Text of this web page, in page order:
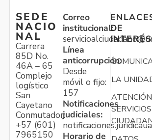
SEDE
NACIO
NAL
Carrera
85D No.
46A – 65
Complejo
logístico
San
Cayetano
Conmutador:
+57 (601)
7965150
Correo
institucional:
Línea
anticorrupción:
Desde
móvil o fijo:
157
Notificaciones
judiciales:
Horario de
DE
INTERÉS
LA
ATENCIÓN
SERVICIOS